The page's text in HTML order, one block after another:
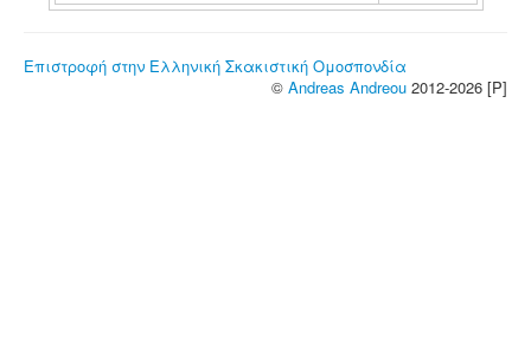
Επιστροφή στην Ελληνική Σκακιστική Ομοσπονδία
© Andreas Andreou 2012-2026 [P]